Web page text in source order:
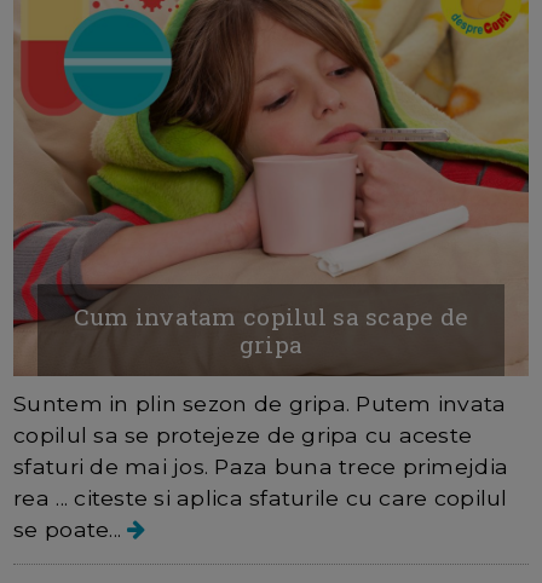
Cum invatam copilul sa scape de
gripa
Suntem in plin sezon de gripa. Putem invata
copilul sa se protejeze de gripa cu aceste
sfaturi de mai jos. Paza buna trece primejdia
rea ... citeste si aplica sfaturile cu care copilul
se poate...